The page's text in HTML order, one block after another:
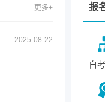
更多+
2025-08-22
报
自